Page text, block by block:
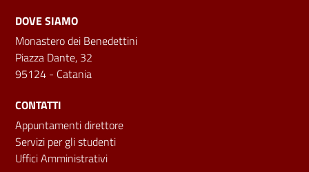
DOVE SIAMO
Monastero dei Benedettini
Piazza Dante, 32
95124 - Catania
CONTATTI
Appuntamenti direttore
Servizi per gli studenti
Uffici Amministrativi